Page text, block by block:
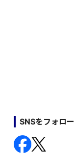
SNSをフォロー